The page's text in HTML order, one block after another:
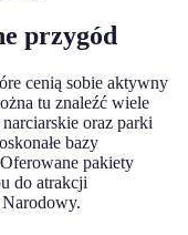
przygód
cenią sobie aktywny
tu znaleźć wiele
oraz parki
bazy
pakiety
do atrakcji